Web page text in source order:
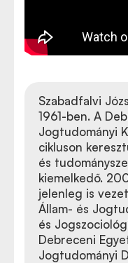
Szabadfalvi
1961-ben. A
Jogtudományi
cikluson
és
kiemelkedő.
jelenleg is
Állam- és
és
Debreceni
Jogtudományi